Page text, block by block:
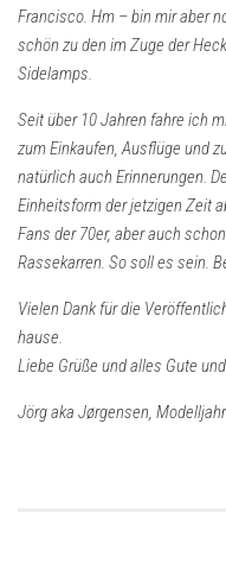
Francisco. Hm – bin mir aber
schön zu den im Zuge der
Sidelamps.
Seit über 10 Jahren fahre ich
zum Einkaufen, Ausflüge und
natürlich auch Erinnerungen.
Einheitsform der jetzigen Zeit
Fans der 70er, aber auch
Rassekarren. So soll es sein.
Vielen Dank für die
hause.
Liebe Grüße und alles Gute
Jörg aka Jørgensen,